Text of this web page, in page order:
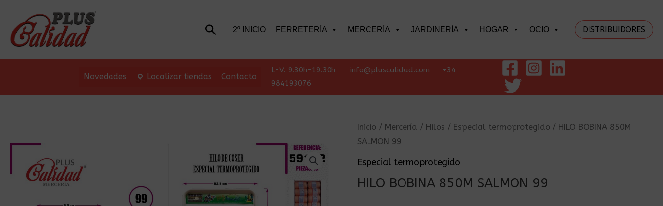
Buscar2º INICIO FERRETERÍA MERCERÍA JARDINERÍA HOGAR OCIO DISTRIBUIDORES
Novedades Localizar tiendas Contacto
L-V: 9:30h-19:30h info@pluscalidad.com
+34
984193076
Inicio / Mercería / Hilos / Especial termoprotegido / HILO BOBINA 850M
SALMON 99
Especial termoprotegido
HILO BOBINA 850M SALMON 99